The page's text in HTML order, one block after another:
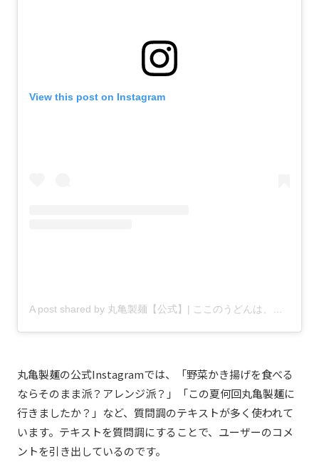
View this post on Instagram
丸亀製麺の公式Instagramでは、「野菜かき揚げを食べる
ならそのまま派？アレンジ派？」「この夏何回丸亀製麺に
行きましたか？」など、質問調のテキストが多く使われて
います。テキストを質問調にすることで、ユーザーのコメ
ントを引き出しているのです。